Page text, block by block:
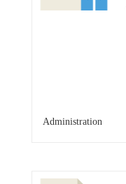
Administration